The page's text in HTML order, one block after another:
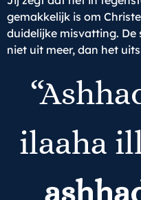
gemakkelijk is om
duidelijke misvatting.
niet uit meer, dan het
ilaaha